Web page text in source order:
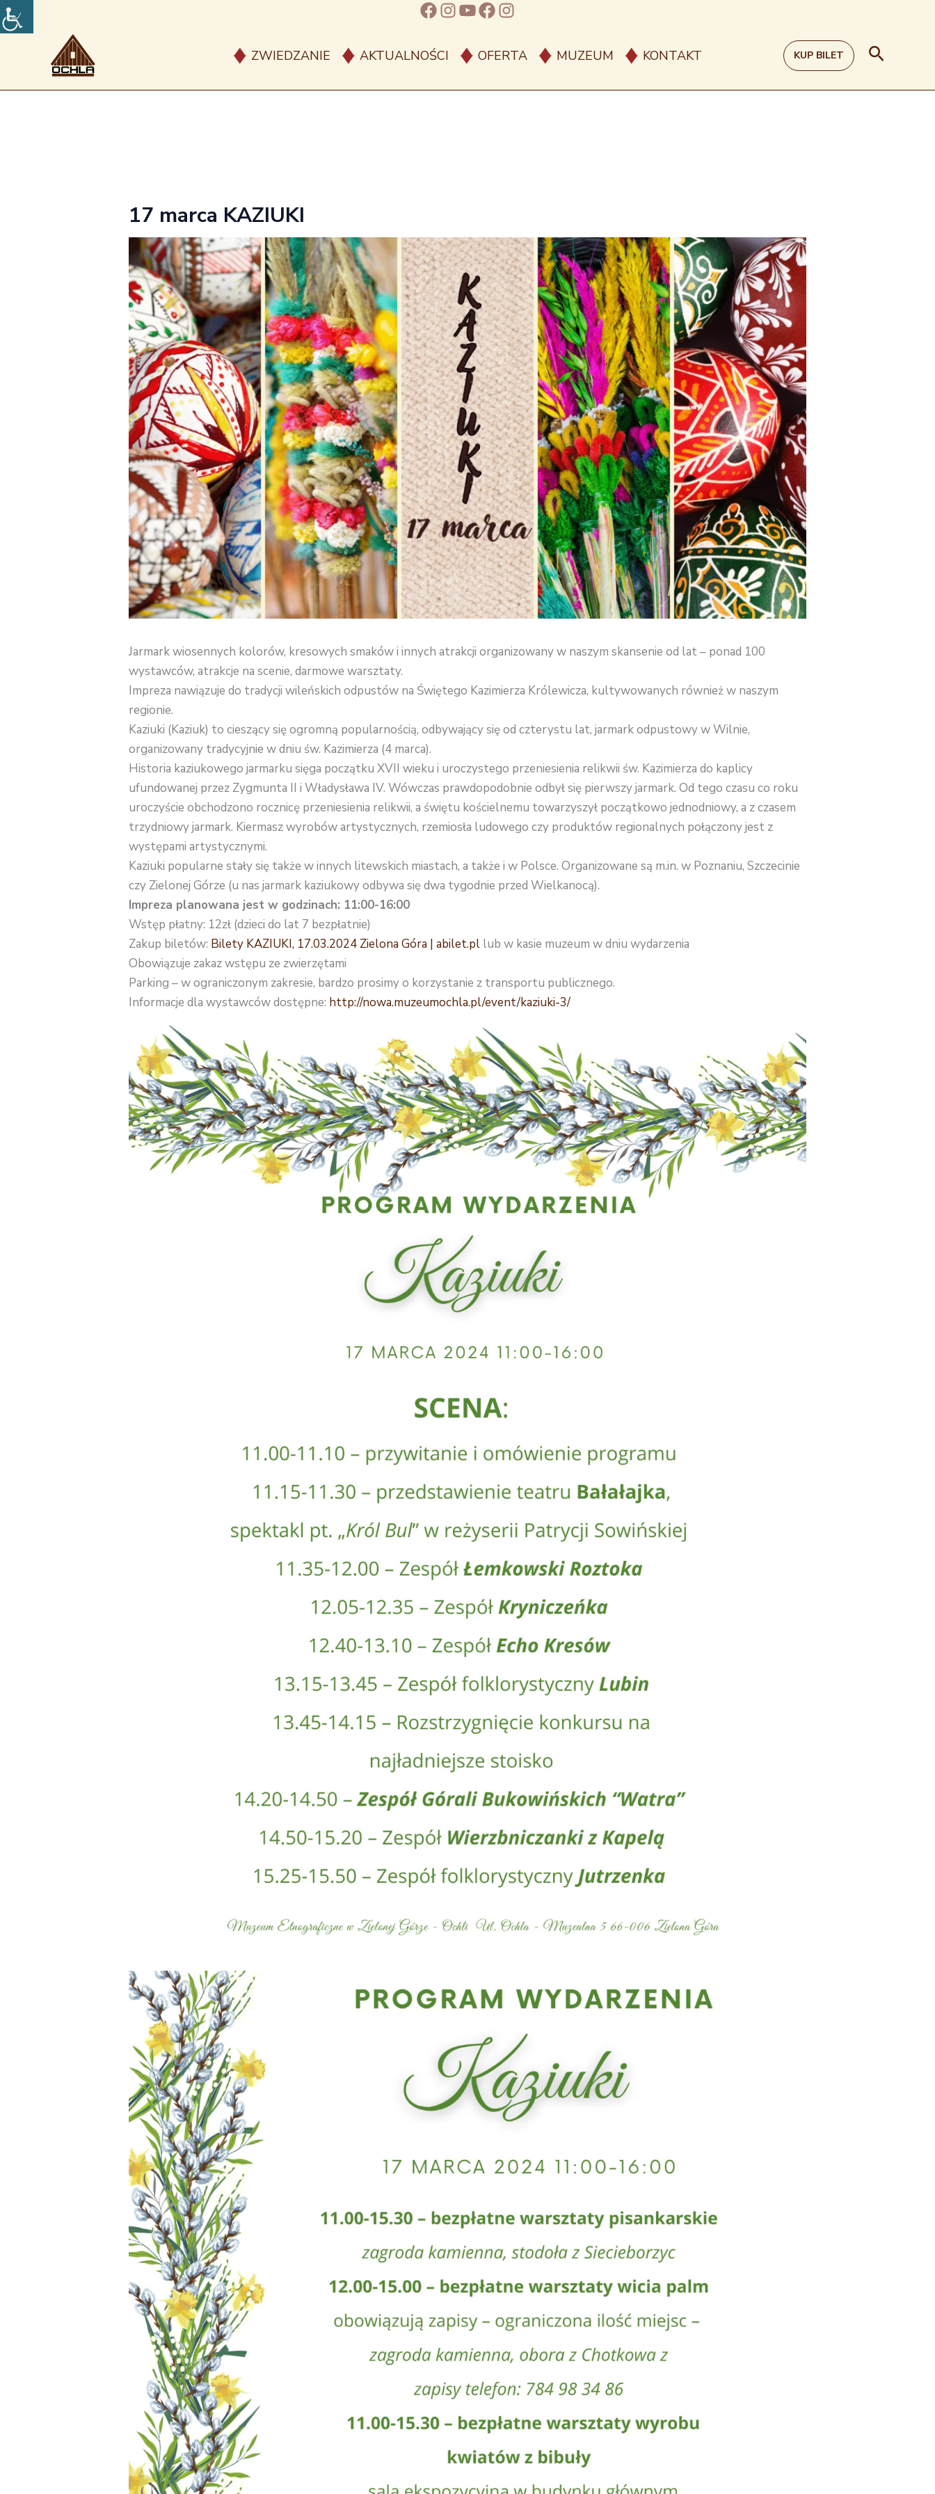
Przejdź
do
Facebook
Instagram
YouTube
Facebook
Instagram
ZWIEDZANIE AKTUALNOŚCI OFERTA MUZEUM KONTAKT KUP BILET Szukaj
17 marca KAZIUKI
Jarmark wiosennych kolorów, kresowych smaków i innych atrakcji organizowany w naszym skansenie od lat – ponad 100
wystawców, atrakcje na scenie, darmowe warsztaty.
Impreza nawiązuje do tradycji wileńskich odpustów na Świętego Kazimierza Królewicza, kultywowanych również w naszym
regionie.
Kaziuki (Kaziuk) to cieszący się ogromną popularnością, odbywający się od czterystu lat, jarmark odpustowy w Wilnie,
organizowany tradycyjnie w dniu św. Kazimierza (4 marca).
Historia kaziukowego jarmarku sięga początku XVII wieku i uroczystego przeniesienia relikwii św. Kazimierza do kaplicy
ufundowanej przez Zygmunta II i Władysława IV. Wówczas prawdopodobnie odbył się pierwszy jarmark. Od tego czasu co roku
uroczyście obchodzono rocznicę przeniesienia relikwii, a świętu kościelnemu towarzyszył początkowo jednodniowy, a z czasem
trzydniowy jarmark. Kiermasz wyrobów artystycznych, rzemiosła ludowego czy produktów regionalnych połączony jest z
występami artystycznymi.
Kaziuki popularne stały się także w innych litewskich miastach, a także i w Polsce. Organizowane są m.in. w Poznaniu, Szczecinie
czy Zielonej Górze (u nas jarmark kaziukowy odbywa się dwa tygodnie przed Wielkanocą).
Impreza planowana jest w godzinach: 11:00-16:00
Wstęp płatny: 12zł (dzieci do lat 7 bezpłatnie)
Zakup biletów: Bilety KAZIUKI, 17.03.2024 Zielona Góra | abilet.pl lub w kasie muzeum w dniu wydarzenia
Obowiązuje zakaz wstępu ze zwierzętami
Parking – w ograniczonym zakresie, bardzo prosimy o korzystanie z transportu publicznego.
Informacje dla wystawców dostępne: http://nowa.muzeumochla.pl/event/kaziuki-3/